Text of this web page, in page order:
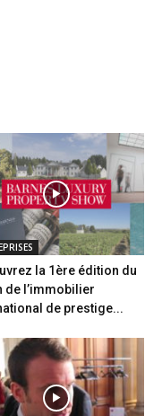
la 1ère édition du
de l’immobilier
de prestige...